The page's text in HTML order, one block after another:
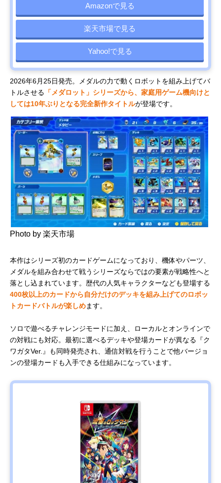
Amazonで見る
楽天市場で見る
Yahoo!で見る
2026年6月25日発売。メダルの力で動くロボットを組み上げてバ
トルさせる 「メダロット」シリーズから、家庭用ゲーム機向けと
しては10年ぶりとなる完全新作タイトルが登場です。
Photo by 楽天市場
本作はシリーズ初のカードゲームになっており、機体やパーツ、
メダルを組み合わせて戦うシリーズならではの要素が戦略性へと
落とし込まれています。歴代の人気キャラクターなども登場する
400枚以上のカードから自分だけのデッキを組み上げてのロボッ
トカードバトルが楽しめます。
ソロで遊べるチャレンジモードに加え、ローカルとオンラインで
の対戦にも対応。最初に選べるデッキや登場カードが異なる『ク
ワガタVer.』も同時発売され、通信対戦を行うことで他バージョ
ンの登場カードも入手できる仕組みになっています。